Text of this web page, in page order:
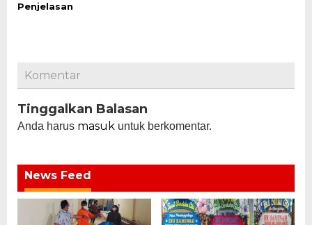
Penjelasan
Komentar
Tinggalkan Balasan
Anda harus masuk untuk berkomentar.
News Feed